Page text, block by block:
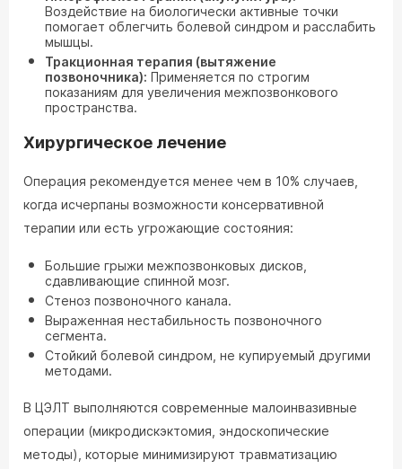
Воздействие на биологически активные точки
помогает облегчить болевой синдром и расслабить
мышцы.
Тракционная терапия (вытяжение
позвоночника): Применяется по строгим
показаниям для увеличения межпозвонкового
пространства.
Хирургическое лечение
Операция рекомендуется менее чем в 10% случаев,
когда исчерпаны возможности консервативной
терапии или есть угрожающие состояния:
Большие грыжи межпозвонковых дисков,
сдавливающие спинной мозг.
Стеноз позвоночного канала.
Выраженная нестабильность позвоночного
сегмента.
Стойкий болевой синдром, не купируемый другими
методами.
В ЦЭЛТ выполняются современные малоинвазивные
операции (микродискэктомия, эндоскопические
методы), которые минимизируют травматизацию